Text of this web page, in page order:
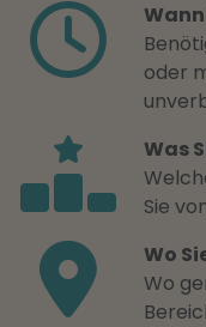
oder
Was
Sie
Wo
Wo